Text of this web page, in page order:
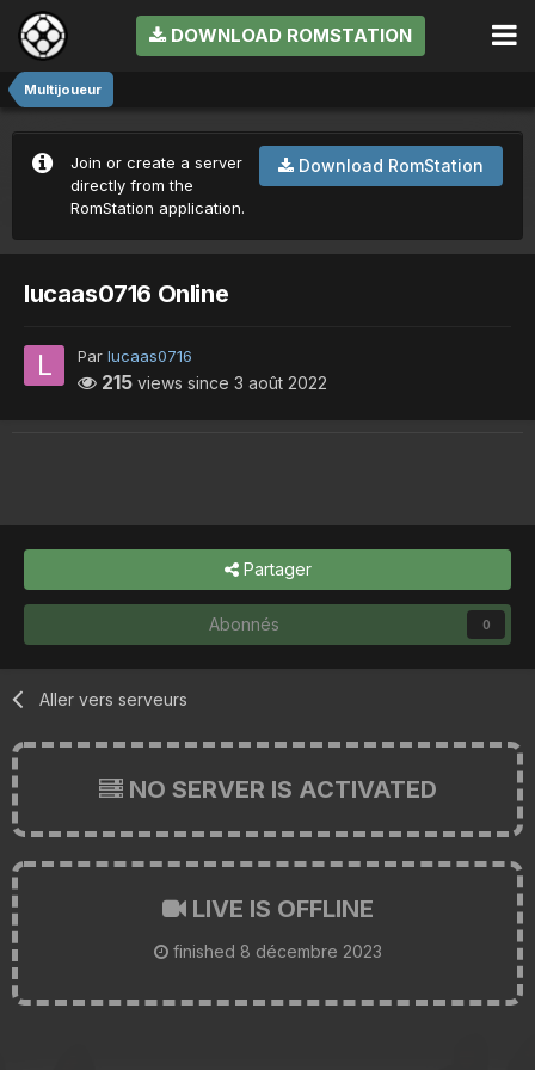
DOWNLOAD ROMSTATION
Multijoueur
Download RomStation
Join or create a server
directly from the
RomStation application.
lucaas0716 Online
Par lucaas0716
215 views since 3 août 2022
Partager
Abonnés 0
Aller vers serveurs
NO SERVER IS ACTIVATED
LIVE IS OFFLINE
finished 8 décembre 2023